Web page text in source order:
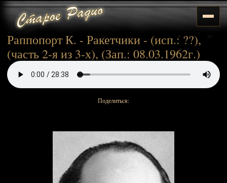
Раппопорт К. - Ракетчики - (исп.: ??),
(часть 2-я из 3-х), (Зап.: 08.03.1962г.)
Поделиться: